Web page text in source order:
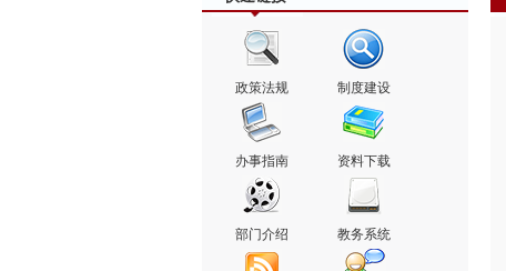
政策法规 制度建设
办事指南 资料下载
部门介绍 教务系统